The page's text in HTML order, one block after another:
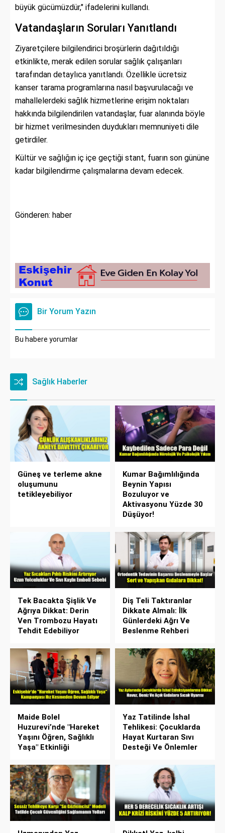
büyük gücümüzdür," ifadelerini kullandı.
Vatandaşların Soruları Yanıtlandı
Ziyaretçilere bilgilendirici broşürlerin dağıtıldığı
etkinlikte, merak edilen sorular sağlık çalışanları
tarafından detaylıca yanıtlandı. Özellikle ücretsiz
kanser tarama programlarına nasıl başvurulacağı ve
mahallelerdeki sağlık hizmetlerine erişim noktaları
hakkında bilgilendirilen vatandaşlar, fuar alanında böyle
bir hizmet verilmesinden duydukları memnuniyeti dile
getirdiler.
Kültür ve sağlığın iç içe geçtiği stant, fuarın son gününe
kadar bilgilendirme çalışmalarına devam edecek.
Gönderen: haber
Bir Yorum Yazın
Bu habere yorumlar
Sağlık Haberler
Güneş ve terleme akne
oluşumunu
tetikleyebiliyor
Kumar Bağımlılığında
Beynin Yapısı
Bozuluyor ve
Aktivasyonu Yüzde 30
Düşüyor!
Tek Bacakta Şişlik Ve
Ağrıya Dikkat: Derin
Ven Trombozu Hayatı
Tehdit Edebiliyor
Diş Teli Taktıranlar
Dikkate Almalı: İlk
Günlerdeki Ağrı Ve
Beslenme Rehberi
Maide Bolel
Huzurevi’nde "Hareket
Yaşını Öğren, Sağlıklı
Yaşa" Etkinliği
Yaz Tatilinde İshal
Tehlikesi: Çocuklarda
Hayat Kurtaran Sıvı
Desteği Ve Önlemler